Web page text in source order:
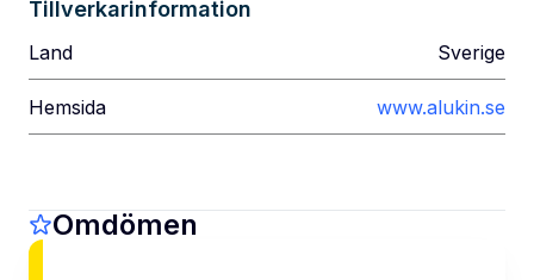
Tillverkarinformation
Land Sverige
Hemsida www.alukin.se
Omdömen